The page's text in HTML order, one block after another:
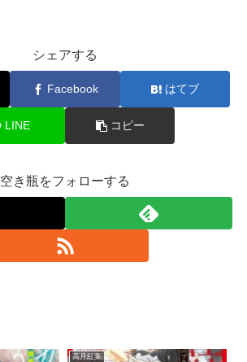
シェアする
Facebook はてブ
LINE コピー
空き瓶をフォローする
高月紅葉